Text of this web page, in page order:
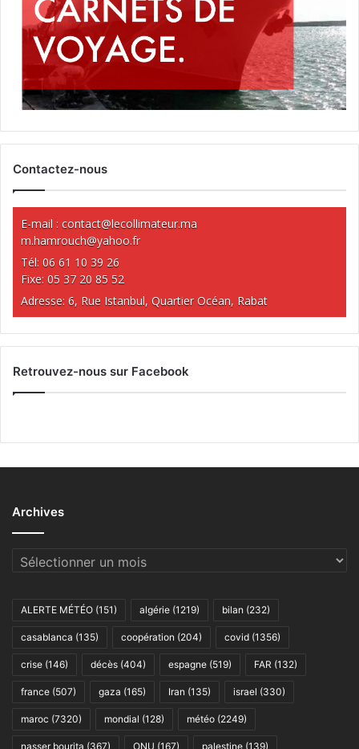
Contactez-nous
E-mail : contact@lecollimateur.ma
m.hamrouch@yahoo.fr
Tél: 06 61 10 39 26
Fixe: 05 37 20 85 52
Adresse: 6, Rue Istanbul, Quartier Océan, Rabat
Retrouvez-nous sur Facebook
Archives
Archives
ALERTE MÉTÉO (151) algérie (1219) bilan (232)
casablanca (135) coopération (204) covid (1356)
crise (146) décès (404) espagne (519) FAR (132)
france (507) gaza (165) Iran (135) israel (330)
maroc (7320) mondial (128) météo (2249)
nasser bourita (367) ONU (167) palestine (139)